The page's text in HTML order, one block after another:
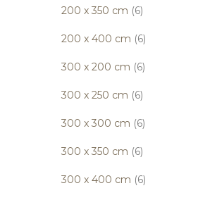
200 x 350 cm 6elementi
200 x 400 cm 6elementi
300 x 200 cm 6elementi
300 x 250 cm 6elementi
300 x 300 cm 6elementi
300 x 350 cm 6elementi
300 x 400 cm 6elementi